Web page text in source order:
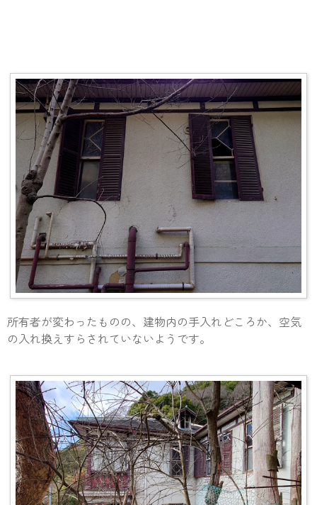
所有者が変わったものの、建物内の手入れどころか、空気
の入れ換えすらされていないようです。